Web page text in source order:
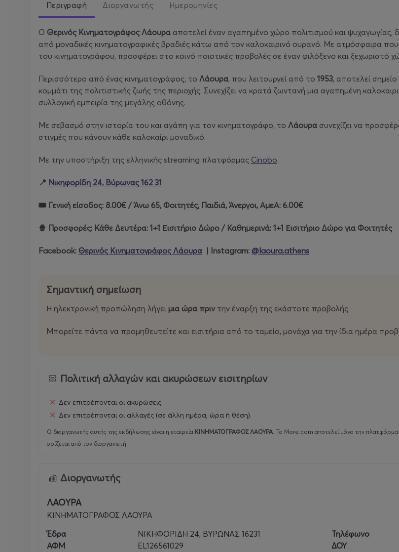
Περιγραφή Διοργανωτής Ημερομηνίες
Ο Θερινός Κινηματογράφος Λάουρα αποτελεί έναν αγαπημένο χώρο πολιτισμού και
από μοναδικές κινηματογραφικές βραδιές κάτω από τον καλοκαιρινό ουρανό. Με ατμόσφαιρα που
του κινηματογράφου, προσφέρει στο κοινό ποιοτικές προβολές σε έναν φιλόξενο και ξεχωριστό
Περισσότερο από ένας κινηματογράφος, το Λάουρα, που λειτουργεί από το 1953, αποτελεί
κομμάτι της πολιτιστικής ζωής της περιοχής. Συνεχίζει να κρατά ζωντανή μια αγαπημένη
συλλογική εμπειρία της μεγάλης οθόνης.
Με σεβασμό στην ιστορία του και αγάπη για τον κινηματογράφο, το Λάουρα συνεχίζει να
στιγμές που κάνουν κάθε καλοκαίρι μοναδικό.
Με την υποστήριξη της ελληνικής streaming πλατφόρμας Cinobo.
📍 Νικηφορίδη 24, Βύρωνας 162 31
🎟️ Γενική είσοδος: 8.00€ / Άνω 65, Φοιτητές, Παιδιά, Άνεργοι, ΑμεΑ: 6.00€
🍿 Προσφορές: Κάθε Δευτέρα: 1+1 Εισιτήριο Δώρο / Καθημερινά: 1+1 Εισιτήριο Δώρο για Φοιτητές
Facebook: Θερινός Κινηματογράφος Λάουρα | Instagram: @laoura.athens
Σημαντική σημείωση
Η ηλεκτρονική προπώληση λήγει μια ώρα πριντην έναρξη της εκάστοτε προβολής.
Μπορείτε πάντα να προμηθευτείτε και εισιτήρια από το ταμείο, μονάχα για την ίδια ημέρα
Πολιτική αλλαγών και ακυρώσεων εισιτηρίων
Δεν επιτρέπονται οι ακυρώσεις.
Δεν επιτρέπονται οι αλλαγές (σε άλλη ημέρα, ώρα ή θέση).
Ο διοργανωτής αυτής της εκδήλωσης είναι η εταιρεία ΚΙΝΗΜΑΤΟΓΡΑΦΟΣ ΛΑΟΥΡΑ. Το More.com αποτελεί μόνο την
ορίζεται από τον διοργανωτή.
Διοργανωτής
ΛΑΟΥΡΑ
ΚΙΝΗΜΑΤΟΓΡΑΦΟΣ ΛΑΟΥΡΑ
Έδρα
ΝΙΚΗΦΟΡΙΔΗ 24, ΒΥΡΩΝΑΣ 16231 Τηλέφωνο
ΑΦΜ
EL126561029 ΔΟΥ